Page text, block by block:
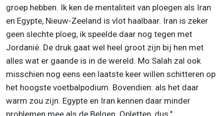
groep hebben. Ik ken de mentaliteit van ploegen als Iran
en Egypte, Nieuw-Zeeland is vlot haalbaar. Iran is zeker
geen slechte ploeg, ik speelde daar nog tegen met
Jordanië. De druk gaat wel heel groot zijn bij hen met
alles wat er gaande is in de wereld. Mo Salah zal ook
misschien nog eens een laatste keer willen schitteren op
het hoogste voetbalpodium. Bovendien: als het daar
warm zou zijn. Egypte en Iran kennen daar minder